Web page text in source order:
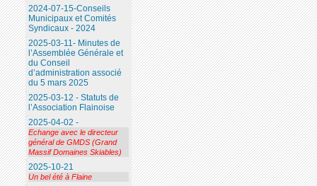
2024-07-15-Conseils
Municipaux et Comités
Syndicaux - 2024
2025-03-11- Minutes de
l’Assemblée Générale et
du Conseil
d’administration associé
du 5 mars 2025
2025-03-12 - Statuts de
l’Association Flainoise
2025-04-02 -
Echange avec le directeur
général de GMDS (Grand
Massif Domaines Skiables)
2025-10-21
Un bel été à Flaine